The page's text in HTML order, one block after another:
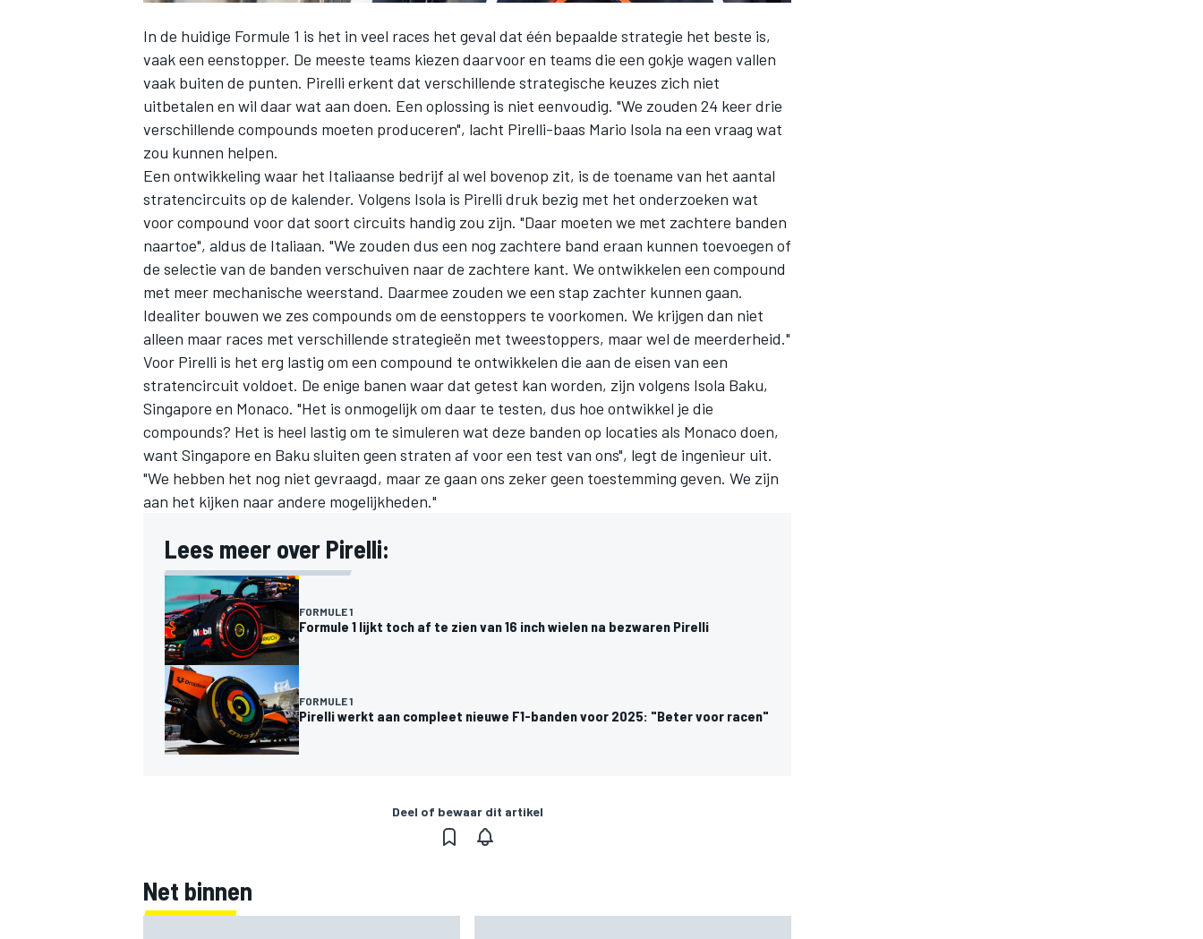
DTM
In de huidige Formule 1 is het in veel races het geval dat één bepaalde strategie het beste is,
vaak een eenstopper. De meeste teams kiezen daarvoor en teams die een gokje wagen vallen
vaak buiten de punten. Pirelli erkent dat verschillende strategische keuzes zich niet
uitbetalen en wil daar wat aan doen. Een oplossing is niet eenvoudig. "We zouden 24 keer drie
verschillende compounds moeten produceren", lacht Pirelli-baas Mario Isola na een vraag wat
zou kunnen helpen.
Een ontwikkeling waar het Italiaanse bedrijf al wel bovenop zit, is de toename van het aantal
stratencircuits op de kalender. Volgens Isola is Pirelli druk bezig met het onderzoeken wat
voor compound voor dat soort circuits handig zou zijn. "Daar moeten we met zachtere banden
naartoe", aldus de Italiaan. "We zouden dus een nog zachtere band eraan kunnen toevoegen of
de selectie van de banden verschuiven naar de zachtere kant. We ontwikkelen een compound
met meer mechanische weerstand. Daarmee zouden we een stap zachter kunnen gaan.
Idealiter bouwen we zes compounds om de eenstoppers te voorkomen. We krijgen dan niet
alleen maar races met verschillende strategieën met tweestoppers, maar wel de meerderheid."
Voor Pirelli is het erg lastig om een compound te ontwikkelen die aan de eisen van een
stratencircuit voldoet. De enige banen waar dat getest kan worden, zijn volgens Isola Baku,
Singapore en Monaco. "Het is onmogelijk om daar te testen, dus hoe ontwikkel je die
compounds? Het is heel lastig om te simuleren wat deze banden op locaties als Monaco doen,
want Singapore en Baku sluiten geen straten af voor een test van ons", legt de ingenieur uit.
"We hebben het nog niet gevraagd, maar ze gaan ons zeker geen toestemming geven. We zijn
aan het kijken naar andere mogelijkheden."
Lees meer over Pirelli:
FORMULE 1
Formule 1 lijkt toch af te zien van 16 inch wielen na bezwaren Pirelli
FORMULE 1
Pirelli werkt aan compleet nieuwe F1-banden voor 2025: "Beter voor racen"
Deel of bewaar dit artikel
Net binnen